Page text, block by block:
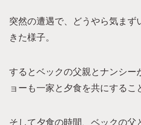
突然の遭遇で、どうやら気まず
きた様子。
するとベックの父親とナンシー
ョーも一家と夕食を共にするこ
そして夕食の時間、ベックの父